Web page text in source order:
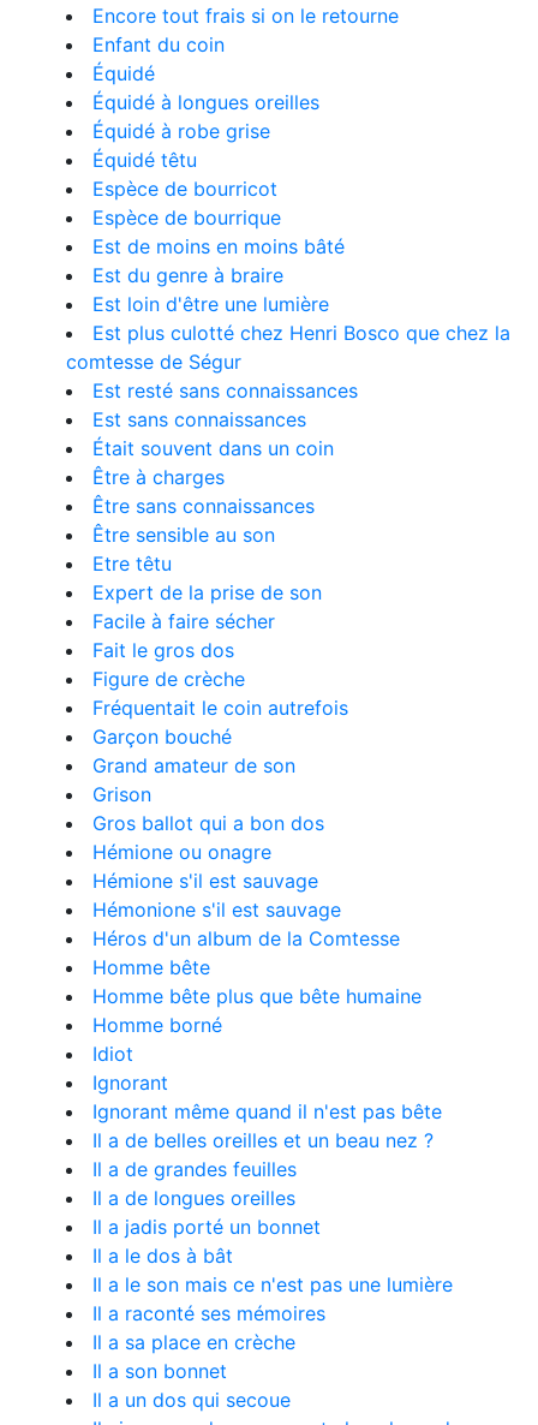
Encore tout frais si on le retourne
Enfant du coin
Équidé
Équidé à longues oreilles
Équidé à robe grise
Équidé têtu
Espèce de bourricot
Espèce de bourrique
Est de moins en moins bâté
Est du genre à braire
Est loin d'être une lumière
Est plus culotté chez Henri Bosco que chez la
comtesse de Ségur
Est resté sans connaissances
Est sans connaissances
Était souvent dans un coin
Être à charges
Être sans connaissances
Être sensible au son
Etre têtu
Expert de la prise de son
Facile à faire sécher
Fait le gros dos
Figure de crèche
Fréquentait le coin autrefois
Garçon bouché
Grand amateur de son
Grison
Gros ballot qui a bon dos
Hémione ou onagre
Hémione s'il est sauvage
Hémonione s'il est sauvage
Héros d'un album de la Comtesse
Homme bête
Homme bête plus que bête humaine
Homme borné
Idiot
Ignorant
Ignorant même quand il n'est pas bête
Il a de belles oreilles et un beau nez ?
Il a de grandes feuilles
Il a de longues oreilles
Il a jadis porté un bonnet
Il a le dos à bât
Il a le son mais ce n'est pas une lumière
Il a raconté ses mémoires
Il a sa place en crèche
Il a son bonnet
Il a un dos qui secoue